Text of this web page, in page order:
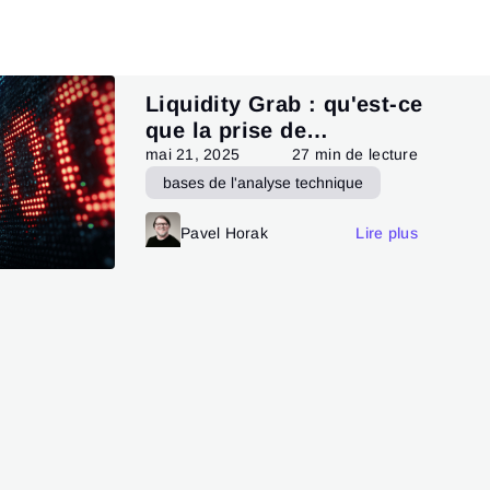
Liquidity Grab : qu'est-ce
que la prise de
liquiditédans le trading ?
mai 21, 2025
27 min de lecture
bases de l'analyse technique
Modèles de trading
Technical analysis
Pavel Horak Lire plus